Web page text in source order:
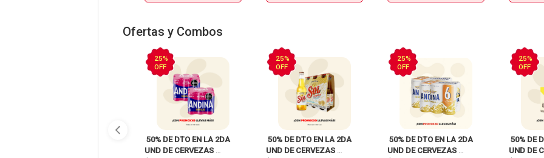
Ofertas y Combos
25%
OFF
50% DE DTO EN LA 2DA
UND DE CERVEZAS
25%
OFF
50% DE DTO EN LA 2DA
UND DE CERVEZAS
25%
OFF
50% DE DTO EN LA 2DA
UND DE CERVEZAS
25%
OFF
50% DE
UND DE